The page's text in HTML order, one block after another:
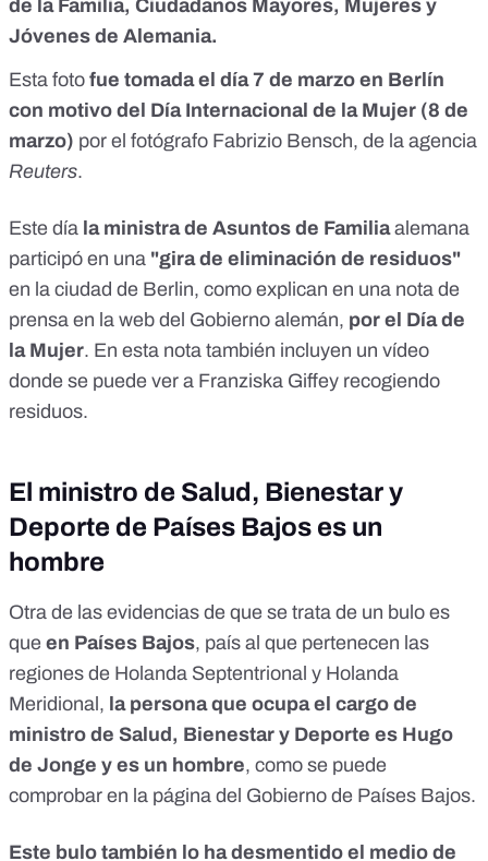
de la Familia, Ciudadanos Mayores, Mujeres y
Jóvenes de Alemania.
Esta foto fue tomada el día 7 de marzo en Berlín
con motivo del Día Internacional de la Mujer (8 de
marzo) por el fotógrafo Fabrizio Bensch, de la agencia
Reuters.
Este día la ministra de Asuntos de Familiaalemana
participó en una "gira de eliminación de residuos"
en la ciudad de Berlin, como explican en una nota de
prensa en la web del Gobierno alemán, por el Día de
la Mujer. En esta nota también incluyen un vídeo
donde se puede ver a Franziska Giffey recogiendo
residuos.
El ministro de Salud, Bienestar y
Deporte de Países Bajos es un
hombre
Otra de las evidencias de que se trata de un bulo es
que en Países Bajos, país al que pertenecen las
regiones de Holanda Septentrional y Holanda
Meridional, la persona que ocupa el cargo de
ministro de Salud, Bienestar y Deporte es Hugo
de Jonge y es un hombre, como se puede
comprobar en la página del Gobierno de Países Bajos.
Este bulo también lo ha desmentido el medio de